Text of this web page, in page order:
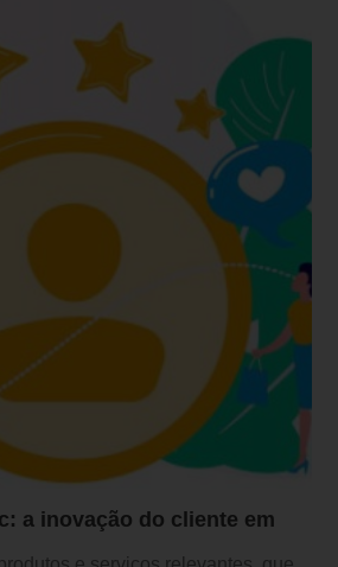
a inovação do cliente em